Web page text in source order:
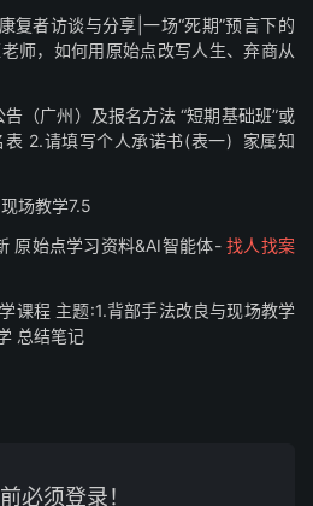
4月
大小: 54 GB
手机电脑 最新视频讲座及资料
疆西藏青海边远地区及海外运费
复者访谈与分享|一场“死期”预言下的
师，如何用原始点改写人生、弃商从
（广州）及报名方法 “短期基础班”或
表 2.请填写个人承诺书(表一) 家属知
场教学7.5
原始点学习资料&AI智能体-找人找案
课程 主题:1.背部手法改良与现场教学
总结笔记
必须登录！